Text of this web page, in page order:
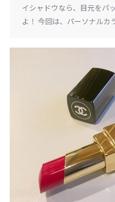
イシャドウなら、目元をパ
よ！ 今回は、パーソナル